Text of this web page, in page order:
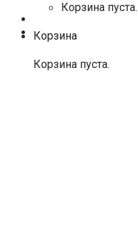
Корзина пуста.
Корзина
Корзина пуста.